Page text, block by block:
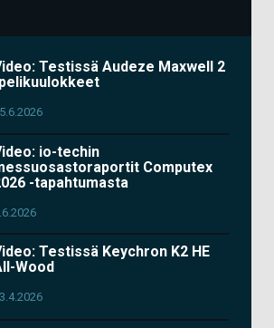
Testissä Audeze Maxwell 2
io-techin
Computex
-tapahtumasta
Testissä Keychron K2 HE
Wood